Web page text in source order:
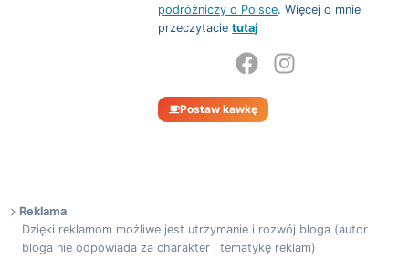
podróżniczy o Polsce. Więcej o mnie
przeczytacietutaj
Postaw kawkę
Reklama
Dzięki reklamom możliwe jest utrzymanie i rozwój bloga (autor
bloga nie odpowiada za charakter i tematykę reklam)